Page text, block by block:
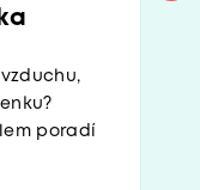
poradí